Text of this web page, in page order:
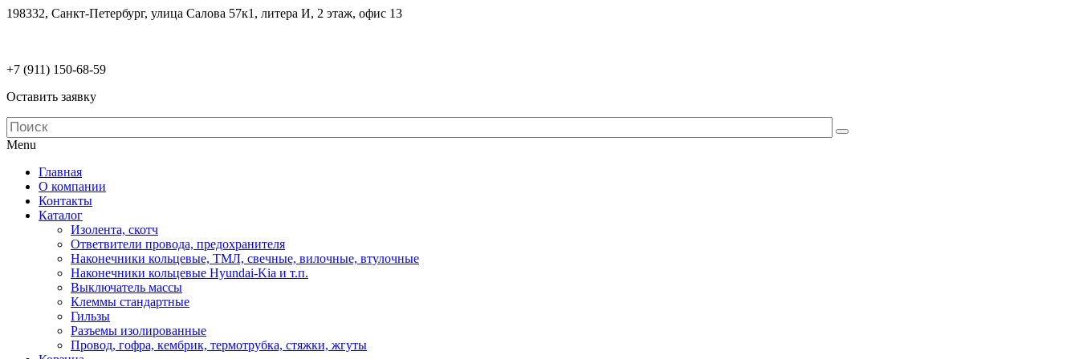
198332, Санкт-Петербург, улица Салова 57к1, литера И, 2 этаж, офис 13
+7 (911) 150-68-59
Оставить заявку
Menu
Главная
О компании
Контакты
Каталог
Изолента, скотч
Ответвители провода, предохранителя
Наконечники кольцевые, ТМЛ, свечные, вилочные, втулочные
Наконечники кольцевые Hyundai-Kia и т.п.
Выключатель массы
Клеммы стандартные
Гильзы
Разъемы изолированные
Провод, гофра, кембрик, термотрубка, стяжки, жгуты